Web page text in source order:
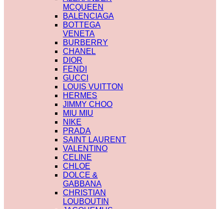
MCQUEEN
BALENCIAGA
BOTTEGA
VENETA
BURBERRY
CHANEL
DIOR
FENDI
GUCCI
LOUIS VUITTON
HERMES
JIMMY CHOO
MIU MIU
NIKE
PRADA
SAINT LAURENT
VALENTINO
CELINE
CHLOE
DOLCE &
GABBANA
CHRISTIAN
LOUBOUTIN